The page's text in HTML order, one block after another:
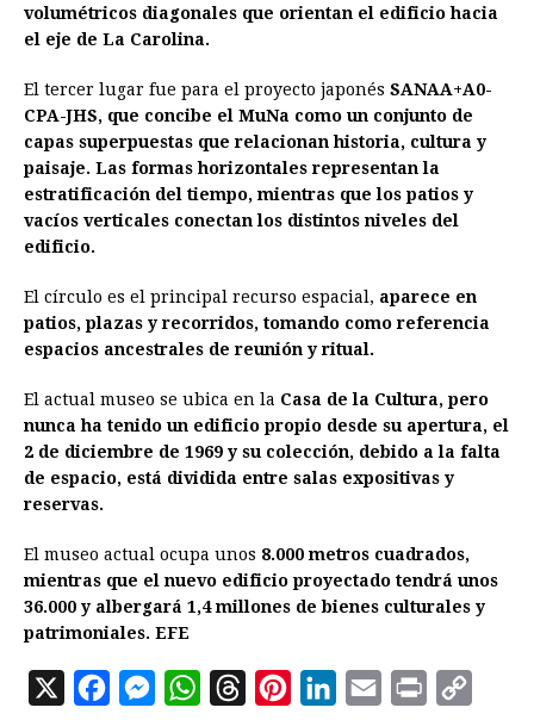
volumétricos diagonales que orientan el edificio hacia
el eje de La Carolina.
El tercer lugar fue para el proyecto japonés SANAA+A0-
CPA-JHS, que concibe el MuNa como un conjunto de
capas superpuestas que relacionan historia, cultura y
paisaje. Las formas horizontales representan la
estratificación del tiempo, mientras que los patios y
vacíos verticales conectan los distintos niveles del
edificio.
El círculo es el principal recurso espacial, aparece en
patios, plazas y recorridos, tomando como referencia
espacios ancestrales de reunión y ritual.
El actual museo se ubica en la Casa de la Cultura, pero
nunca ha tenido un edificio propio desde su apertura, el
2 de diciembre de 1969 y su colección, debido a la falta
de espacio, está dividida entre salas expositivas y
reservas.
El museo actual ocupa unos 8.000 metros cuadrados,
mientras que el nuevo edificio proyectado tendrá unos
36.000 y albergará 1,4 millones de bienes culturales y
patrimoniales. EFE
X
M
W